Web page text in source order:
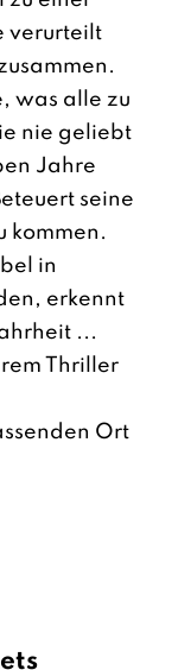
verurteilt
was alle zu
nie geliebt
Jahre
seine
kommen.
in
erkennt
...
Thriller
Ort